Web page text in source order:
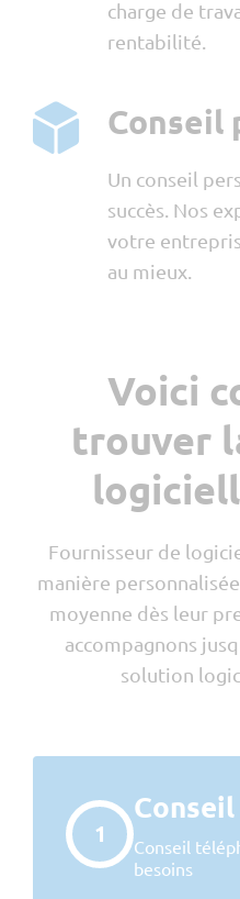
charge de
rentabilité.
Conseil
Un conseil
succès. Nos
votre
au mieux.
Voici
trouver
Fournisseur de
manière
moyenne dès leur
accompagnons
solution
1
Conseil
Conseil
besoins